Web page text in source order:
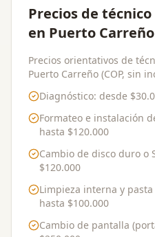
Precios de
en Puerto Carreño
Precios orientativos de
Puerto Carreño (COP, sin
Diagnóstico: desde
Formateo e instalación
hasta $120.000
Cambio de disco duro o
$120.000
Limpieza interna y
hasta $100.000
Cambio de pantalla